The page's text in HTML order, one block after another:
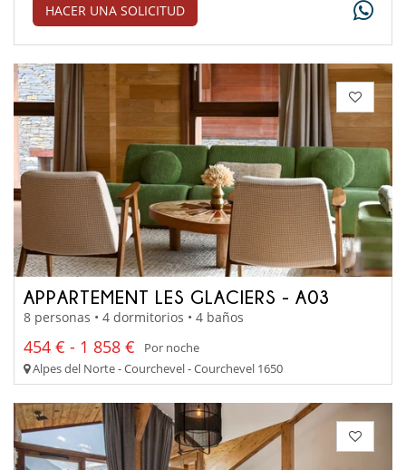
HACER UNA SOLICITUD
APPARTEMENT LES GLACIERS - A03
8 personas • 4 dormitorios • 4 baños
454 € - 1 858 €
Por noche
Alpes del Norte - Courchevel - Courchevel 1650